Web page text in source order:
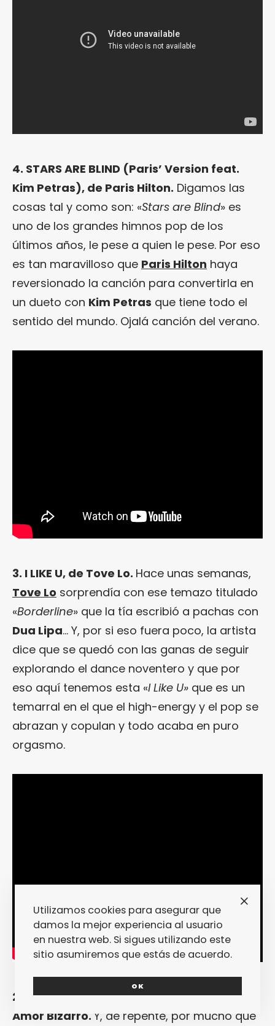
4. STARS ARE BLIND (Paris’ Version feat.
Kim Petras), de Paris Hilton. Digamos las
cosas tal y como son: «Stars are Blind» es
uno de los grandes himnos pop de los
últimos años, le pese a quien le pese. Por eso
es tan maravilloso que Paris Hilton haya
reversionado la canción para convertirla en
un dueto con Kim Petras que tiene todo el
sentido del mundo. Ojalá canción del verano.
3. I LIKE U, de Tove Lo. Hace unas semanas,
Tove Lo sorprendía con ese temazo titulado
«Borderline» que la tía escribió a pachas con
Dua Lipa… Y, por si eso fuera poco, la artista
dice que se quedó con las ganas de seguir
explorando el dance noventero y que por
eso aquí tenemos esta «I Like U» que es un
temarral en el que el high-energy y el pop se
abrazan y copulan y todo acaba en puro
orgasmo.
2. ESTRELLA SOLITARIA, de Triángulo de
Amor Bizarro. Y, de repente, por mucho que
Utilizamos cookies para asegurar que
damos la mejor experiencia al usuario
en nuestra web. Si sigues utilizando este
sitio asumiremos que estás de acuerdo.
OK